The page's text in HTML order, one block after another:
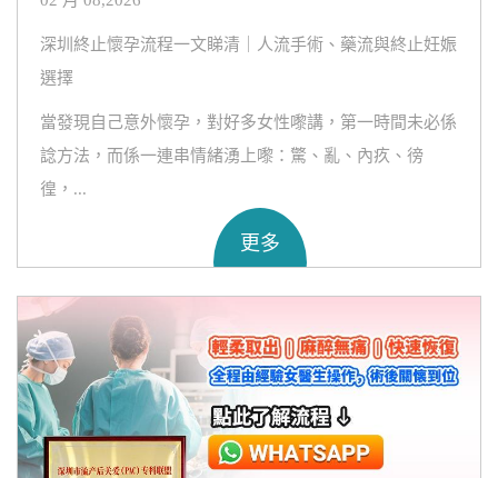
深圳終止懷孕流程一文睇清｜人流手術、藥流與終止妊娠
選擇
當發現自己意外懷孕，對好多女性嚟講，第一時間未必係
諗方法，而係一連串情緒湧上嚟：驚、亂、內疚、徬
徨，...
更多